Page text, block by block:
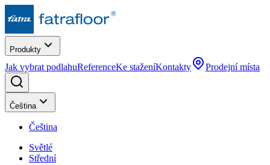
Produkty
Jak vybrat podlahuReferenceKe staženíKontakty Prodejní místa
Čeština
Čeština
Světlé
Střední